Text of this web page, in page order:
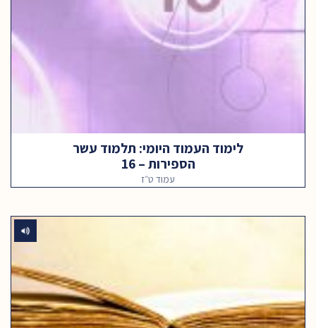
לימוד העמוד היומי: תלמוד עשר
הספירות – 16
עמוד ט״ז